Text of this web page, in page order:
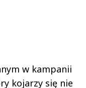
w kampanii
kojarzy się nie